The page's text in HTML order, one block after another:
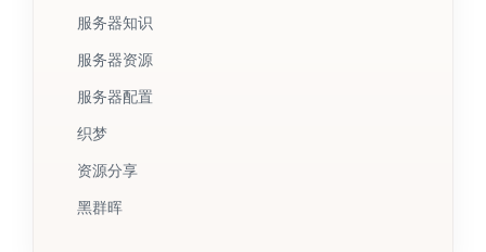
服务器知识
服务器资源
服务器配置
织梦
资源分享
黑群晖